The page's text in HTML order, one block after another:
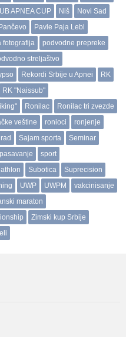
APNEA CUP Niš
Novi Sad
Pavle Paja Lebl
fotografija
podvodne prepreke
streljaštvo
Rekordi Srbije u Apnei
RK
RK "Naissub"
Ronilac
Ronilac tri zvezde
veštine ronioci
ronjenje
Sajam sporta
Seminar
sport
Subotica
Suprecision
UWP UWPM
vakcinisanje
maraton
Zimski kup Srbije